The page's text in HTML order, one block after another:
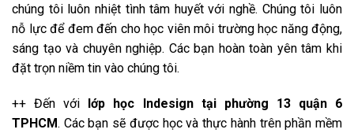
chúng tôi luôn nhiệt tình tâm huyết với nghề. Chúng tôi luôn
nỗ lực để đem đến cho học viên môi trường học năng động,
sáng tạo và chuyên nghiệp. Các bạn hoàn toàn yên tâm khi
đặt trọn niềm tin vào chúng tôi.
++ Đến với
lớp học Indesign tại phường 13 quận 6
TPHCM. Các bạn sẽ được học và thực hành trên phần mềm